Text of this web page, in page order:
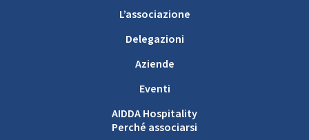
L’associazione
Delegazioni
Aziende
Eventi
AIDDA Hospitality
Perché associarsi